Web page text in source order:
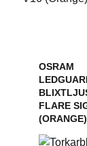
OSRAM
FLARE
(ORANGE)